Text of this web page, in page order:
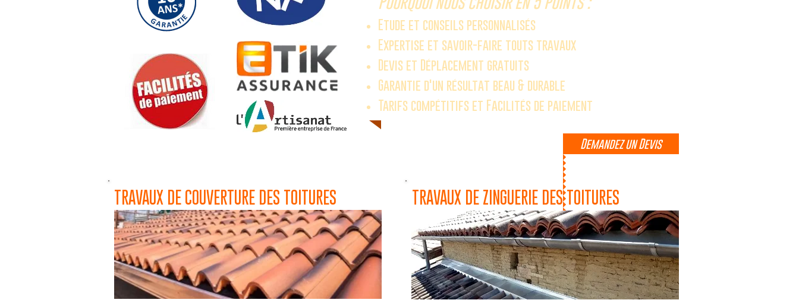
Etude et conseils personnalisés
Expertise et savoir-faire touts travaux
Devis et Déplacement gratuits
Garantie d'un résultat beau & durable
Tarifs compétitifs et Facilités de paiement
Demandez un Devis
TRAVAUX DE COUVERTURE DES TOITURES TRAVAUX DE ZINGUERIE DES TOITURES